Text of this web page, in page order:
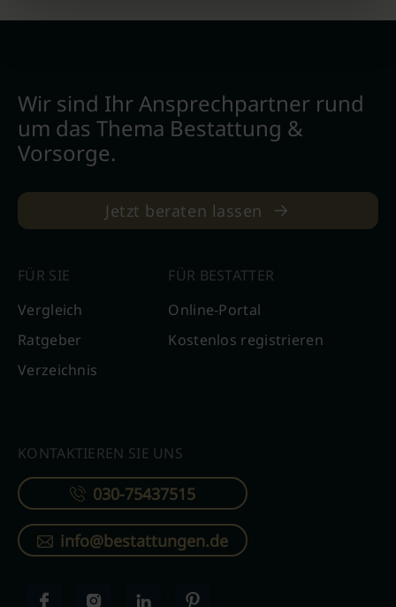
Wir sind Ihr Ansprechpartner rund
um das Thema Bestattung &
Vorsorge.
Jetzt beraten lassen
FÜR SIE
Vergleich
Ratgeber
Verzeichnis
FÜR BESTATTER
Online-Portal
Kostenlos registrieren
KONTAKTIEREN SIE UNS
030-75437515
info@bestattungen.de